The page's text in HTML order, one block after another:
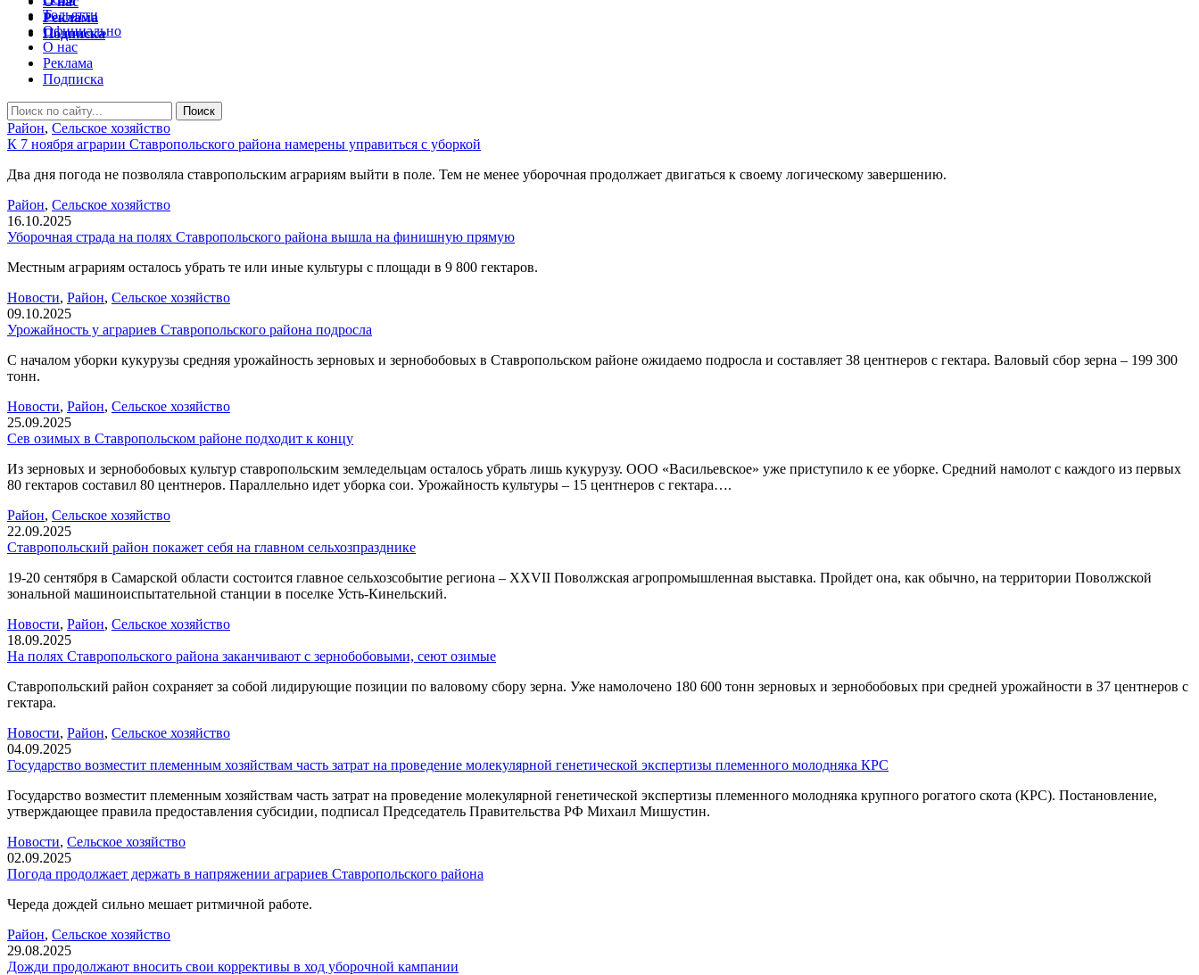
Тольятти
Официально
О нас
Реклама
Подписка
Район, Сельское хозяйство
К 7 ноября аграрии Ставропольского района намерены управиться с уборкой
Два дня погода не позволяла ставропольским аграриям выйти в поле. Тем не менее уборочная продолжает двигаться к своему логическому завершению.
Район, Сельское хозяйство
16.10.2025
Уборочная страда на полях Ставропольского района вышла на финишную прямую
Местным аграриям осталось убрать те или иные культуры с площади в 9 800 гектаров.
Новости, Район, Сельское хозяйство
09.10.2025
Урожайность у аграриев Ставропольского района подросла
С началом уборки кукурузы средняя урожайность зерновых и зернобобовых в Ставропольском районе ожидаемо подросла и составляет 38 центнеров с гектара. Валовый сбор зерна – 199 300
тонн.
Новости, Район, Сельское хозяйство
25.09.2025
Сев озимых в Ставропольском районе подходит к концу
Из зерновых и зернобобовых культур ставропольским земледельцам осталось убрать лишь кукурузу. ООО «Васильевское» уже приступило к ее уборке. Средний намолот с каждого из первых
80 гектаров составил 80 центнеров. Параллельно идет уборка сои. Урожайность культуры – 15 центнеров с гектара….
Район, Сельское хозяйство
22.09.2025
Ставропольский район покажет себя на главном сельхозпразднике
19-20 сентября в Самарской области состоится главное сельхозсобытие региона – XXVII Поволжская агропромышленная выставка. Пройдет она, как обычно, на территории Поволжской
зональной машиноиспытательной станции в поселке Усть-Кинельский.
Новости, Район, Сельское хозяйство
18.09.2025
На полях Ставропольского района заканчивают с зернобобовыми, сеют озимые
Ставропольский район сохраняет за собой лидирующие позиции по валовому сбору зерна. Уже намолочено 180 600 тонн зерновых и зернобобовых при средней урожайности в 37 центнеров с
гектара.
Новости, Район, Сельское хозяйство
04.09.2025
Государство возместит племенным хозяйствам часть затрат на проведение молекулярной генетической экспертизы племенного молодняка КРС
Государство возместит племенным хозяйствам часть затрат на проведение молекулярной генетической экспертизы племенного молодняка крупного рогатого скота (КРС). Постановление,
утверждающее правила предоставления субсидии, подписал Председатель Правительства РФ Михаил Мишустин.
Новости, Сельское хозяйство
02.09.2025
Погода продолжает держать в напряжении аграриев Ставропольского района
Череда дождей сильно мешает ритмичной работе.
Район, Сельское хозяйство
29.08.2025
Дожди продолжают вносить свои коррективы в ход уборочной кампании
Реклама
Подписка